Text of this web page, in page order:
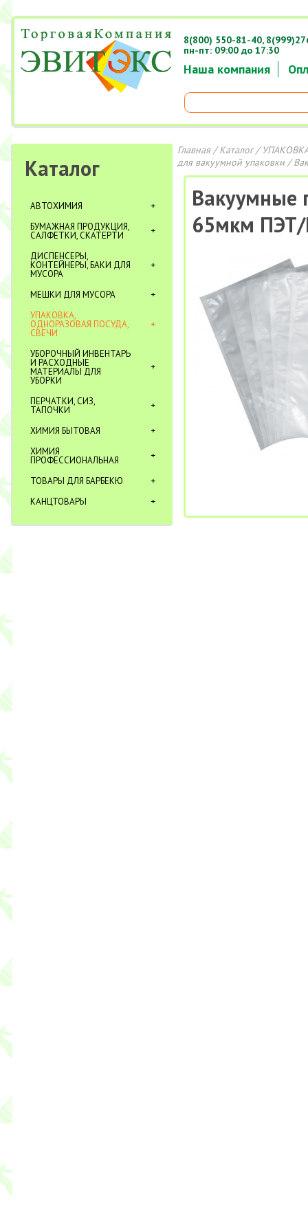
Наша компания
8(800) 550-81-40,
пн-пт: 09:00 до 17:30
Каталог
АВТОХИМИЯ
БУМАЖНАЯ ПРОДУКЦИЯ,
САЛФЕТКИ, СКАТЕРТИ
ДИСПЕНСЕРЫ,
КОНТЕЙНЕРЫ, БАКИ ДЛЯ
МУСОРА
МЕШКИ ДЛЯ МУСОРА
УПАКОВКА,
ОДНОРАЗОВАЯ ПОСУДА,
СВЕЧИ
УБОРОЧНЫЙ ИНВЕНТАРЬ
И РАСХОДНЫЕ
МАТЕРИАЛЫ ДЛЯ
УБОРКИ
ПЕРЧАТКИ, СИЗ,
ТАПОЧКИ
ХИМИЯ БЫТОВАЯ
ХИМИЯ
ПРОФЕССИОНАЛЬНАЯ
ТОВАРЫ ДЛЯ БАРБЕКЮ
КАНЦТОВАРЫ
Главная/Каталог/
для вакуумной упаковки /
Вакуумные
65мкм